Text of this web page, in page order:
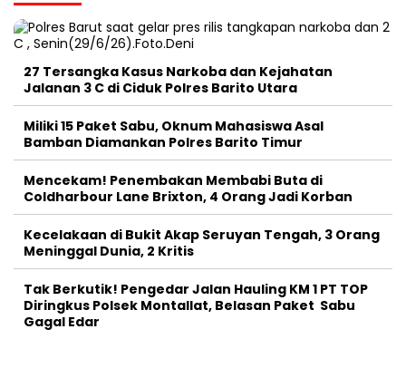
27 Tersangka Kasus Narkoba dan Kejahatan
Jalanan 3 C di Ciduk Polres Barito Utara
Miliki 15 Paket Sabu, Oknum Mahasiswa Asal
Bamban Diamankan Polres Barito Timur
Mencekam! Penembakan Membabi Buta di
Coldharbour Lane Brixton, 4 Orang Jadi Korban
Kecelakaan di Bukit Akap Seruyan Tengah, 3 Orang
Meninggal Dunia, 2 Kritis
Tak Berkutik! Pengedar Jalan Hauling KM 1 PT TOP
Diringkus Polsek Montallat, Belasan Paket Sabu
Gagal Edar